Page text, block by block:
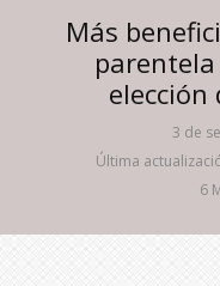
Más
elección
3 de
Última
6